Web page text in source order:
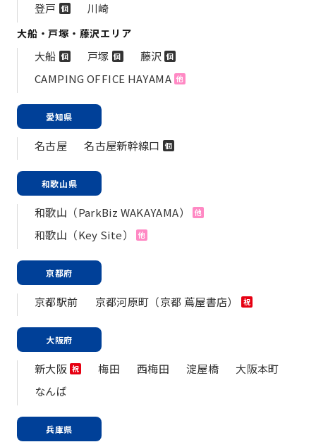
登戸 個 川崎
大船・戸塚・藤沢エリア
大船 個 戸塚 個 藤沢 個
CAMPING OFFICE HAYAMA 他
愛知県
名古屋 名古屋新幹線口 個
和歌山県
和歌山（ParkBiz WAKAYAMA） 他
和歌山（Key Site） 他
京都府
京都駅前 京都河原町（京都 蔦屋書店） 祝
大阪府
新大阪 祝 梅田 西梅田 淀屋橋
大阪本町
なんば
兵庫県